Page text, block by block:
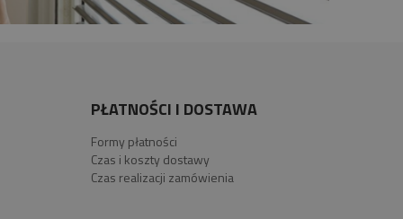
PŁATNOŚCI I DOSTAWA
Formy płatności
Czas i koszty dostawy
Czas realizacji zamówienia